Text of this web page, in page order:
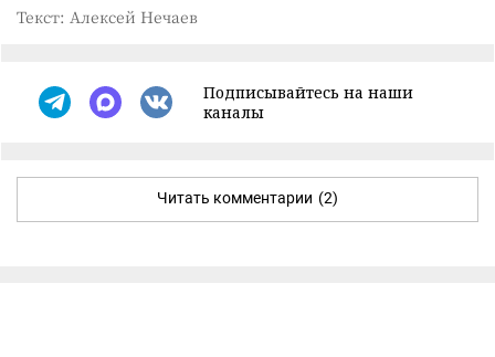
Текст: Алексей Нечаев
Подписывайтесь на наши
каналы
Читать комментарии (2)